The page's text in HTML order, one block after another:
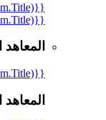
{{mmc.getCurrentTranslation(item.Title)}}
{{mmc.getCurrentTranslation(item.Title)}}
{{mmc.getCurrentTranslation(item.Title)}}